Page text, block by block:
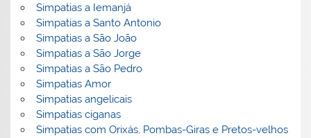
Simpatias a Iemanjá
Simpatias a Santo Antonio
Simpatias a São João
Simpatias a São Jorge
Simpatias a São Pedro
Simpatias Amor
Simpatias angelicais
Simpatias ciganas
Simpatias com Orixás, Pombas-Giras e Pretos-velhos